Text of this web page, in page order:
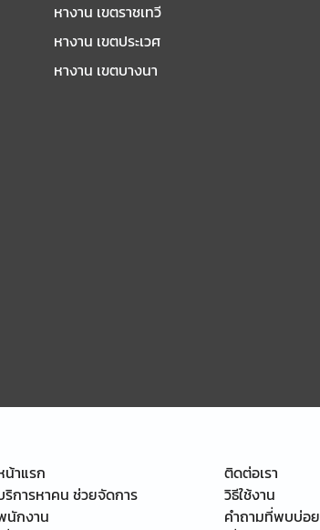
หางาน เขตราชเทวี
หางาน เขตประเวศ
หางาน เขตบางนา
น้าแรก
ริการหาคน ช่วยจัดการ
นักงาน
ติดต่อเรา
วิธีใช้งาน
คำถามที่พบบ่อย